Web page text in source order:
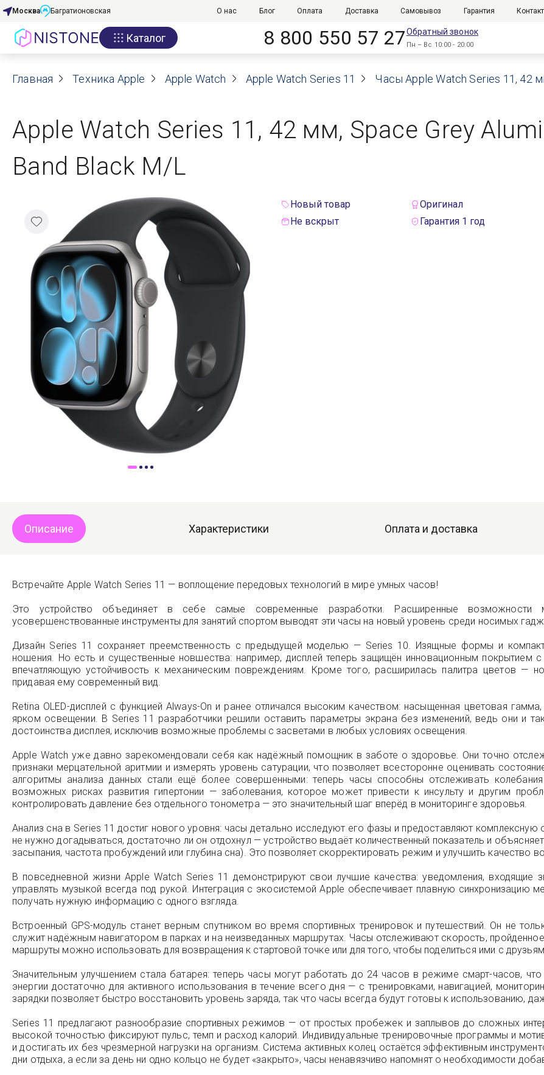
Акции
О нас
Реквизиты
Контакты
Гарантия
Оплата
Доставка
Самовывоз
Trade-In
Москва Багратионовская О нас Блог Оплата Доставка Самовывоз Гарантия
Каталог 8 800 550 57 27Обратный звонок
Пн – Вс 10:00 - 20:00
Главная Техника Apple Apple Watch Apple Watch Series 11 Часы Apple Watch Series 11, 42
Apple Watch Series 11, 42 мм, Space Grey
Band Black M/L
Новый товар
Оригинал
Не вскрыт
Гарантия 1 год
Описание Характеристики Оплата и доставка
Встречайте Apple Watch Series 11 — воплощение передовых технологий в мире умных часов!
Это устройство объединяет в себе самые современные разработки. Расширенные возможности
усовершенствованные инструменты для занятий спортом выводят эти часы на новый уровень среди носимых
Дизайн Series 11 сохраняет преемственность с предыдущей моделью — Series 10. Изящные формы и
ношения. Но есть и существенные новшества: например, дисплей теперь защищён инновационным покрытием
впечатляющую устойчивость к механическим повреждениям. Кроме того, расширилась палитра цветов —
придавая ему современный вид.
Retina OLED-дисплей с функцией Always-On и ранее отличался высоким качеством: насыщенная цветовая
ярком освещении. В Series 11 разработчики решили оставить параметры экрана без изменений, ведь они и
достоинства дисплея, исключив возможные проблемы с засветами в любых условиях освещения.
Apple Watch уже давно зарекомендовали себя как надёжный помощник в заботе о здоровье. Они точно
признаки мерцательной аритмии и измерять уровень сатурации, что позволяет всесторонне оценивать
алгоритмы анализа данных стали ещё более совершенными: теперь часы способны отслеживать
возможных рисках развития гипертонии — заболевания, которое может привести к инсульту и другим
контролировать давление без отдельного тонометра — это значительный шаг вперёд в мониторинге здоровья.
Анализ сна в Series 11 достиг нового уровня: часы детально исследуют его фазы и предоставляют
не нужно догадываться, достаточно ли он отдохнул — устройство выдаёт количественный показатель и
засыпания, частота пробуждений или глубина сна). Это позволяет скорректировать режим и улучшить качество
В повседневной жизни Apple Watch Series 11 демонстрируют свои лучшие качества: уведомления,
управлять музыкой всегда под рукой. Интеграция с экосистемой Apple обеспечивает плавную
получать нужную информацию с одного взгляда.
Встроенный GPS-модуль станет верным спутником во время спортивных тренировок и путешествий. Он не
служит надёжным навигатором в парках и на неизведанных маршрутах. Часы отслеживают скорость,
маршруты можно использовать для возвращения к стартовой точке или для того, чтобы поделиться ими с
Значительным улучшением стала батарея: теперь часы могут работать до 24 часов в режиме смарт-часов,
энергии достаточно для активного использования в течение всего дня — с тренировками, навигацией,
зарядки позволяет быстро восстановить уровень заряда, так что часы всегда будут готовы к использованию,
Series 11 предлагают разнообразие спортивных режимов — от простых пробежек и заплывов до сложных
высокой точностью фиксируют пульс, темп и расход калорий. Индивидуальные тренировочные программы и
и достигать их без чрезмерной нагрузки на организм. Система активных колец остаётся эффективным
дни отдыха, а если за день ни одно кольцо не будет «закрыто», часы ненавязчиво напомнят о необходимости